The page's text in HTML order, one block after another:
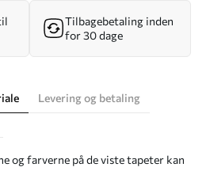
Tilbagebetaling inden
for 30 dage
Levering og betaling
og farverne på de viste tapeter kan